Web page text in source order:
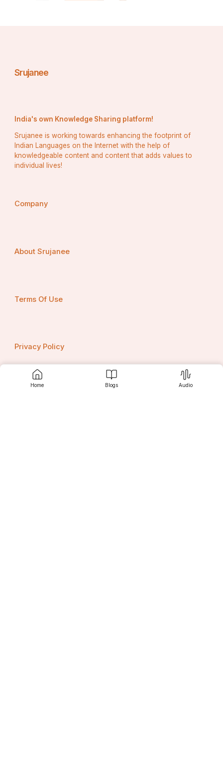
Home Blogs Audio
Srujanee
India's own Knowledge Sharing platform!
Srujanee is working towards enhancing the footprint of
Indian Languages on the Internet with the help of
knowledgeable content and content that adds values to
individual lives!
Company
About Srujanee
Terms Of Use
Privacy Policy